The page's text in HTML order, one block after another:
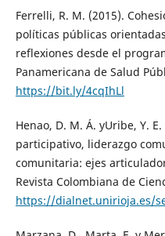
Ferrelli, R. M. (2015).
políticas públicas
reflexiones desde el
Panamericana de Salud
https://bit.ly/4cqIhLl
Henao, D. M. Á. yUribe, Y.
participativo, liderazgo
comunitaria: ejes
Revista Colombiana de
https://dialnet.unirioja.es/